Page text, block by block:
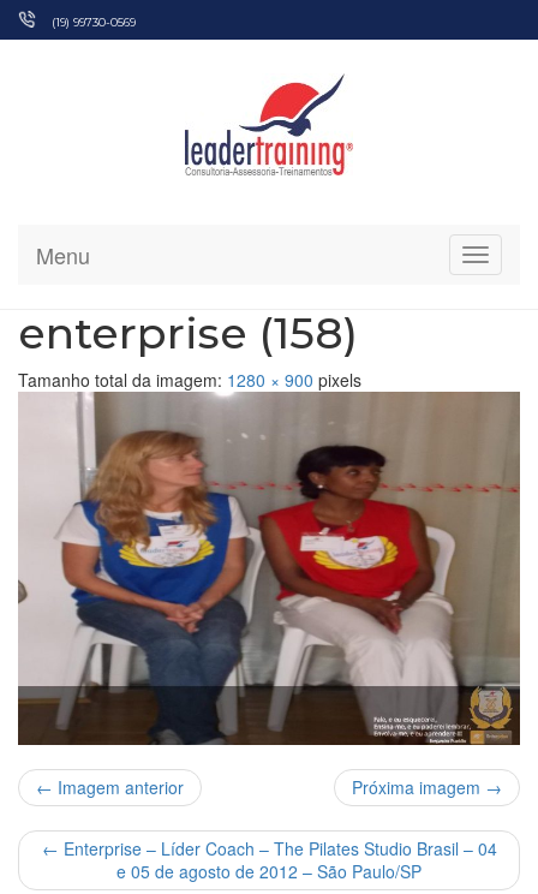
Pular
(19) 99730-0569
Menu
enterprise (158)
Tamanho total da imagem: 1280 × 900 pixels
← Imagem anterior Próxima imagem →
← Enterprise – Líder Coach – The Pilates Studio Brasil – 04
e 05 de agosto de 2012 – São Paulo/SP